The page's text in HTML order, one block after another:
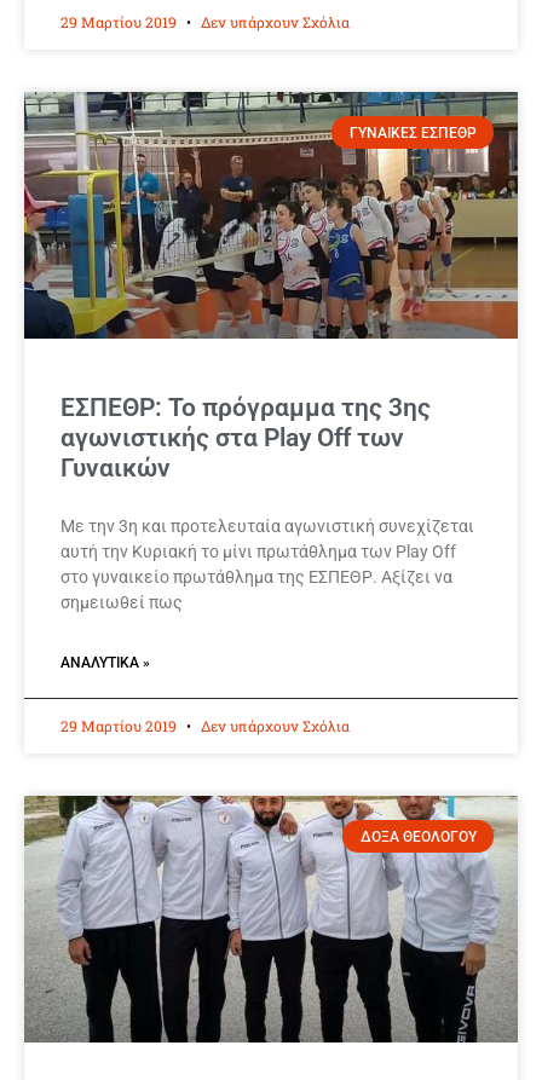
29 Μαρτίου 2019 Δεν υπάρχουν Σχόλια
ΓΥΝΑΙΚΕΣ ΕΣΠΕΘΡ
ΕΣΠΕΘΡ: Το πρόγραμμα της 3ης
αγωνιστικής στα Play Off των
Γυναικών
Με την 3η και προτελευταία αγωνιστική συνεχίζεται
αυτή την Κυριακή το μίνι πρωτάθλημα των Play Off
στο γυναικείο πρωτάθλημα της ΕΣΠΕΘΡ. Αξίζει να
σημειωθεί πως
ΑΝΑΛΥΤΙΚΆ »
29 Μαρτίου 2019 Δεν υπάρχουν Σχόλια
ΔΟΞΑ ΘΕΟΛΟΓΟΥ